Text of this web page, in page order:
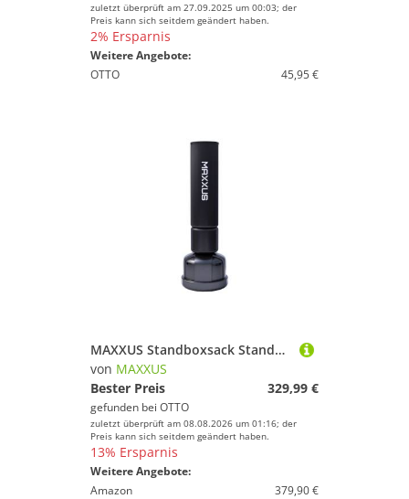
zuletzt überprüft am 27.09.2025 um 00:03; der
Preis kann sich seitdem geändert haben.
2% Ersparnis
Weitere Angebote:
OTTO
45,95 €
MAXXUS Standboxsack Standboxsack XXL (1-tlg)
von MAXXUS
Bester Preis
329,99 €
gefunden bei OTTO
zuletzt überprüft am 08.08.2026 um 01:16; der
Preis kann sich seitdem geändert haben.
13% Ersparnis
Weitere Angebote:
Amazon
379,90 €